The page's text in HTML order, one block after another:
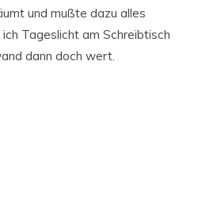
und mußte dazu alles
Tageslicht am Schreibtisch
dann doch wert.